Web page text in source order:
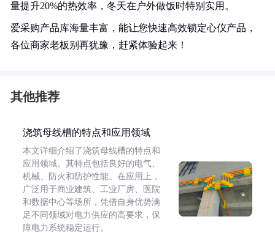
量提升20%的热效率，冬天在户外做饭时特别实用。
爱采购产品库海量丰富，能让您快速高效锁定心仪产品，
各位商家老板别再犹豫，赶紧体验起来！
其他推荐
浇筑母线槽的特点和应用领域
本文详细介绍了浇筑母线槽的特点和
应用领域。其特点包括良好的电气、
机械、防火和防护性能。在应用上，
广泛用于商业建筑、工业厂房、医院
和数据中心等场所，凭借自身优势满
足不同领域对电力供应的高要求，保
障电力系统稳定运行。